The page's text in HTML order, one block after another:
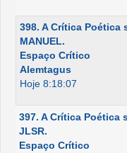
398. A Crítica
MANUEL.
Espaço Crítico
Alemtagus
Hoje 8:18:07
397. A Crítica
JLSR.
Espaço Crítico